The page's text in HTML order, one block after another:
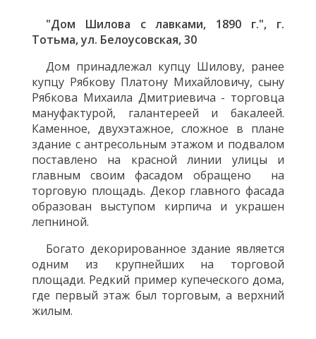
"Дом Шилова с лавками, 1890 г.", г.
Тотьма, ул. Белоусовская, 30
Дом принадлежал купцу Шилову, ранее
купцу Рябкову Платону Михайловичу, сыну
Рябкова Михаила Дмитриевича - торговца
мануфактурой, галантереей и бакалеей.
Каменное, двухэтажное, сложное в плане
здание с антресольным этажом и подвалом
поставлено на красной линии улицы и
главным своим фасадом обращено на
торговую площадь. Декор главного фасада
образован выступом кирпича и украшен
лепниной.
Богато декорированное здание является
одним из крупнейших на торговой
площади. Редкий пример купеческого дома,
где первый этаж был торговым, а верхний
жилым.